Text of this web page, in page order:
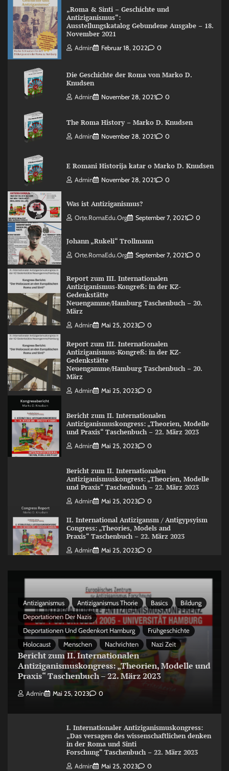
„Roma & Sinti – Geschichte und
Antiziganismus“:
Ausstellungskatalog Gebundene Ausgabe – 18.
November 2021
Admin Februar 18, 2022 0
Die Geschichte der Roma von Marko D.
Knudsen
Admin November 28, 2021 0
The Roma History – Marko D. Knudsen
Admin November 28, 2021 0
E Romani Historija katar o Marko D. Knudsen
Admin November 28, 2021 0
Was ist Antiziganismus?
Orte.RomaEdu.org September 7, 2021 0
Johann „Rukeli“ Trollmann
Orte.RomaEdu.org September 7, 2021 0
Report zum III. Internationalen
Antiziganismus-Kongreß: in der KZ-
Gedenkstätte
Neuengamme/Hamburg Taschenbuch – 20.
März
Admin Mai 25, 2023 0
Report zum III. Internationalen
Antiziganismus-Kongreß: in der KZ-
Gedenkstätte
Neuengamme/Hamburg Taschenbuch – 20.
März
Admin Mai 25, 2023 0
Bericht zum II. Internationalen
Antiziganismuskongress: „Theorien, Modelle
und Praxis“ Taschenbuch – 22. März 2023
Admin Mai 25, 2023 0
Bericht zum II. Internationalen
Antiziganismuskongress: „Theorien, Modelle
und Praxis“ Taschenbuch – 22. März 2023
Admin Mai 25, 2023 0
II. International Antizigansm / Antigypsyism
Congress: „Theories, Models and
Praxis“ Taschenbuch – 22. März 2023
Admin Mai 25, 2023 0
Antiziganismus Antiziganismus Thorie Basics
Bildung
Deportationen Der Nazis
Deportationen Und Gedenkort Hamburg
Frühgeschichte
Holocaust
Menschen Nachrichten Nazi Zeit
Bericht zum II. Internationalen
Antiziganismuskongress: „Theorien, Modelle und
Praxis“ Taschenbuch – 22. März 2023
Admin Mai 25, 2023 0
I. Internationaler Antiziganismuskongress:
„Das versagen des wissenschaftlichen denken
in der Roma und Sinti
Forschung“ Taschenbuch – 22. März 2023
Admin Mai 25, 2023 0